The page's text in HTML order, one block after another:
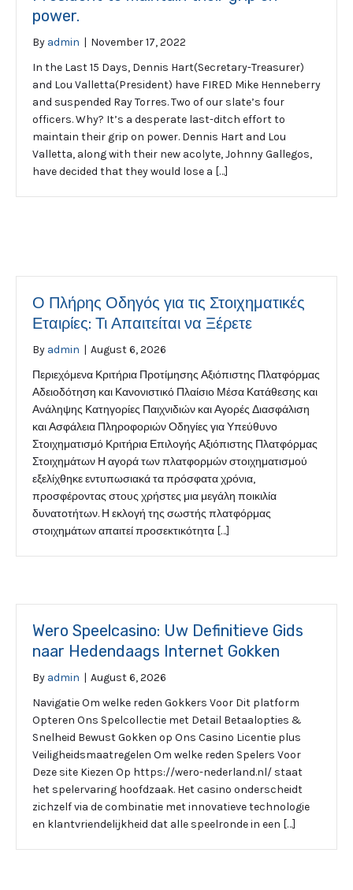
power.
By admin | November 17, 2022
In the Last 15 Days, Dennis Hart(Secretary-Treasurer)
and Lou Valletta(President) have FIRED Mike Henneberry
and suspended Ray Torres. Two of our slate’s four
officers. Why? It’s a desperate last-ditch effort to
maintain their grip on power. Dennis Hart and Lou
Valletta, along with their new acolyte, Johnny Gallegos,
have decided that they would lose a […]
Ο Πλήρης Οδηγός για τις Στοιχηματικές
Εταιρίες: Τι Απαιτείται να Ξέρετε
By admin | August 6, 2026
Περιεχόμενα Κριτήρια Προτίμησης Αξιόπιστης Πλατφόρμας
Αδειοδότηση και Κανονιστικό Πλαίσιο Μέσα Κατάθεσης και
Ανάληψης Κατηγορίες Παιχνιδιών και Αγορές Διασφάλιση
και Ασφάλεια Πληροφοριών Οδηγίες για Υπεύθυνο
Στοιχηματισμό Κριτήρια Επιλογής Αξιόπιστης Πλατφόρμας
Στοιχημάτων Η αγορά των πλατφορμών στοιχηματισμού
εξελίχθηκε εντυπωσιακά τα πρόσφατα χρόνια,
προσφέροντας στους χρήστες μια μεγάλη ποικιλία
δυνατοτήτων. Η εκλογή της σωστής πλατφόρμας
στοιχημάτων απαιτεί προσεκτικότητα […]
Wero Speelcasino: Uw Definitieve Gids
naar Hedendaags Internet Gokken
By admin | August 6, 2026
Navigatie Om welke reden Gokkers Voor Dit platform
Opteren Ons Spelcollectie met Detail Betaalopties &
Snelheid Bewust Gokken op Ons Casino Licentie plus
Veiligheidsmaatregelen Om welke reden Spelers Voor
Deze site Kiezen Op https://wero-nederland.nl/ staat
het spelervaring hoofdzaak. Het casino onderscheidt
zichzelf via de combinatie met innovatieve technologie
en klantvriendelijkheid dat alle speelronde in een […]